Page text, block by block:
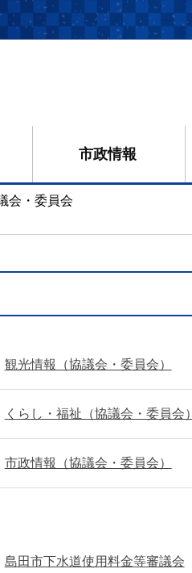
市政情報
会・委員会
観光情報（協議会・委員会）
くらし・福祉（協議会・委員会）
市政情報（協議会・委員会）
島田市下水道使用料金等審議会